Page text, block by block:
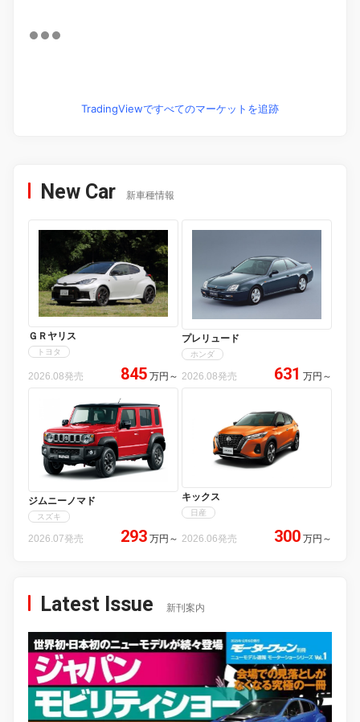
TradingViewですべてのマーケットを追跡
New Car 新車種情報
ＧＲヤリス
トヨタ
2026.08発売 845 万円 ～
プレリュード
ホンダ
2026.08発売 631 万円 ～
ジムニーノマド
スズキ
2026.07発売 293 万円 ～
キックス
日産
2026.06発売 300 万円 ～
Latest Issue 新刊案内